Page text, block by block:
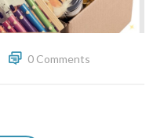
0 Comments